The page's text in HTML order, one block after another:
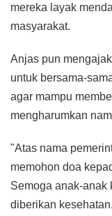
mereka layak
masyarakat.
Anjas pun
untuk bersama-
agar mampu
mengharumkan
"Atas nama
memohon doa
Semoga anak-anak
diberikan